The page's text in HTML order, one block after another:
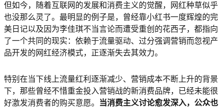
但如今，随着互联网的发展和消费主义的觉醒，网红种草似乎
也没那么灵了。最明显的例子是，曾经靠小红书一度辉煌的完
美日记以及因为李佳琪不当言论而遭受重创的花西子，都指向
了一个共同的现实：依赖于流量驱动、过分强调营销而忽视产
品开发的网红经济模式，正逐渐失去其效力。
特别在当下线上流量红利逐渐减少、营销成本不断上升的背景
下，那些曾经不惜重金投入营销战的新消费品牌，已经未能很
好激发消费者的购买意愿。
当消费主义讨论愈发深入，公众也